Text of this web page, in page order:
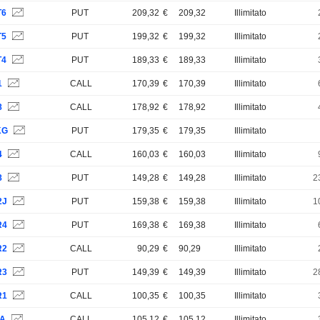
PUT 209,32 € 209,32 Illimitato
PUT 199,32 € 199,32 Illimitato
PUT 189,33 € 189,33 Illimitato
CALL 170,39 € 170,39 Illimitato
CALL 178,92 € 178,92 Illimitato
PUT 179,35 € 179,35 Illimitato
CALL 160,03 € 160,03 Illimitato
PUT 149,28 € 149,28 Illimitato
PUT 159,38 € 159,38 Illimitato
PUT 169,38 € 169,38 Illimitato
CALL 90,29 € 90,29 Illimitato
PUT 149,39 € 149,39 Illimitato
CALL 100,35 € 100,35 Illimitato